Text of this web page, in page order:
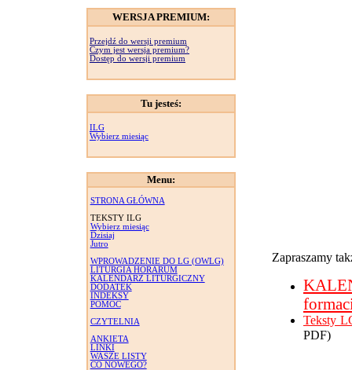
WERSJA PREMIUM:
Przejdź do wersji premium
Czym jest wersja premium?
Dostęp do wersji premium
Tu jesteś:
ILG
Wybierz miesiąc
Menu:
STRONA GŁÓWNA
TEKSTY ILG
Wybierz miesiąc
Dzisiaj
Jutro
WPROWADZENIE DO LG (OWLG)
LITURGIA HORARUM
KALENDARZ LITURGICZNY
DODATEK
INDEKSY
POMOC
CZYTELNIA
ANKIETA
LINKI
WASZE LISTY
CO NOWEGO?
Zapraszamy
Teksty
PDF)